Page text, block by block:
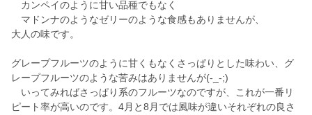
カンペイのように甘い品種でもなく
マドンナのようなゼリーのような食感もありませんが、
大人の味です。
グレープフルーツのように甘くもなくさっぱりとした味わい、グ
レープフルーツのような苦みはありませんが(-_-;)
いってみればさっぱり系のフルーツなのですが、これが一番リ
ピート率が高いのです。4月と8月では風味が違いそれぞれの良さ